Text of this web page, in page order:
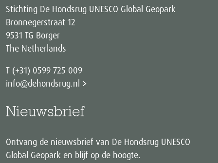
Stichting De Hondsrug UNESCO Global Geopark
Bronnegerstraat 12
9531 TG Borger
The Netherlands
T (+31) 0599 725 009
info@dehondsrug.nl
Nieuwsbrief
Ontvang de nieuwsbrief van De Hondsrug UNESCO
Global Geopark en blijf op de hoogte.